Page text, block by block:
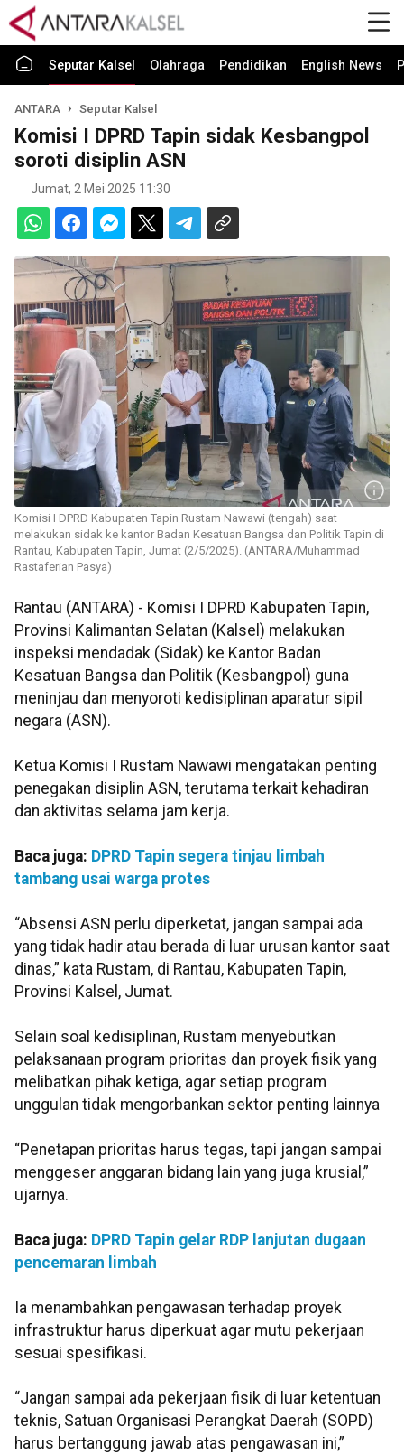
Seputar Kalsel Olahraga Pendidikan English News
ANTARA Seputar Kalsel
Komisi I DPRD Tapin sidak Kesbangpol
soroti disiplin ASN
Jumat, 2 Mei 2025 11:30
Komisi I DPRD Kabupaten Tapin Rustam Nawawi (tengah) saat
melakukan sidak ke kantor Badan Kesatuan Bangsa dan Politik Tapin di
Rantau, Kabupaten Tapin, Jumat (2/5/2025). (ANTARA/Muhammad
Rastaferian Pasya)
Rantau (ANTARA) - Komisi I DPRD Kabupaten Tapin,
Provinsi Kalimantan Selatan (Kalsel) melakukan
inspeksi mendadak (Sidak) ke Kantor Badan
Kesatuan Bangsa dan Politik (Kesbangpol) guna
meninjau dan menyoroti kedisiplinan aparatur sipil
negara (ASN).
Ketua Komisi I Rustam Nawawi mengatakan penting
penegakan disiplin ASN, terutama terkait kehadiran
dan aktivitas selama jam kerja.
Baca juga: DPRD Tapin segera tinjau limbah
tambang usai warga protes
“Absensi ASN perlu diperketat, jangan sampai ada
yang tidak hadir atau berada di luar urusan kantor saat
dinas,” kata Rustam, di Rantau, Kabupaten Tapin,
Provinsi Kalsel, Jumat.
Selain soal kedisiplinan, Rustam menyebutkan
pelaksanaan program prioritas dan proyek fisik yang
melibatkan pihak ketiga, agar setiap program
unggulan tidak mengorbankan sektor penting lainnya
“Penetapan prioritas harus tegas, tapi jangan sampai
menggeser anggaran bidang lain yang juga krusial,”
ujarnya.
Baca juga: DPRD Tapin gelar RDP lanjutan dugaan
pencemaran limbah
Ia menambahkan pengawasan terhadap proyek
infrastruktur harus diperkuat agar mutu pekerjaan
sesuai spesifikasi.
“Jangan sampai ada pekerjaan fisik di luar ketentuan
teknis, Satuan Organisasi Perangkat Daerah (SOPD)
harus bertanggung jawab atas pengawasan ini,”